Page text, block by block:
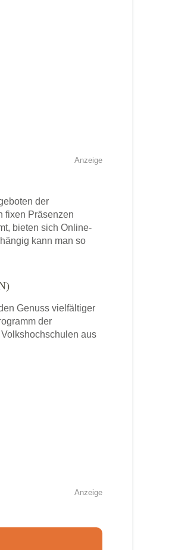
Anzeige
der
fixen Präsenzen
bieten sich Online-
kann man so
Genuss vielfältiger
der
aus
Anzeige